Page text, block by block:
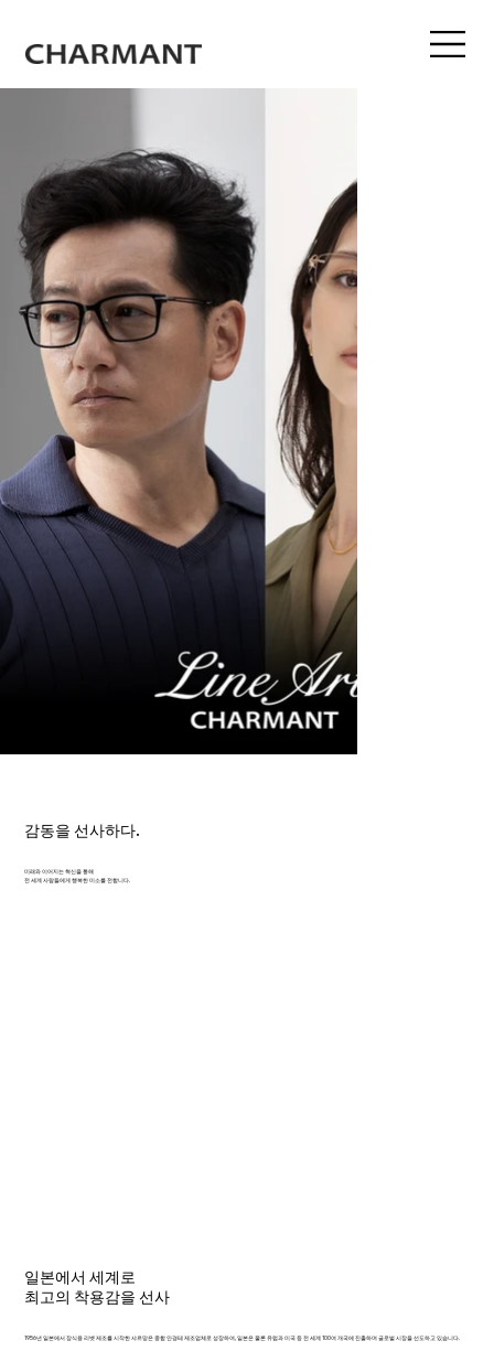
감동을 선사하다.
미래와 이어지는 혁신을 통해
전 세계 사람들에게 행복한 미소를 전합니다.
일본에서 세계로
최고의 착용감을 선사
1956년 일본에서 장식용 리벳 제조를 시작한 샤르망은 종합 안경테 제조업체로 성장하여, 일본은 물론 유럽과 미국 등 전 세계 100여 개국에 진출하며 글로벌 시장을 선도하고 있습니다.